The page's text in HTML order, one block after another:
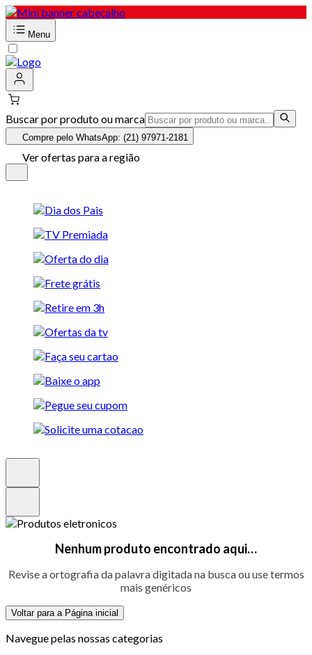
Menu
Buscar por produto ou marca
Compre pelo WhatsApp: (21) 97971-2181
Ver ofertas para a região
Nenhum produto encontrado aqui…
Revise a ortografia da palavra digitada na busca ou use termos
mais genéricos
Voltar para a Página inicial
Navegue pelas nossas categorias